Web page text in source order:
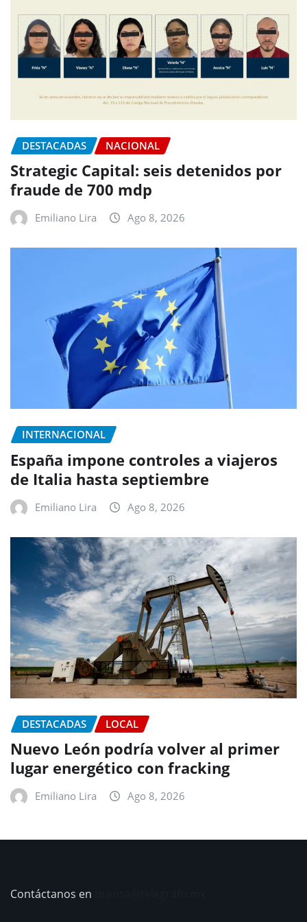
DESTACADAS NACIONAL
Strategic Capital: seis detenidos por
fraude de 700 mdp
Emiliano Lira Ago 8, 2026
INTERNACIONAL
España impone controles a viajeros
de Italia hasta septiembre
Emiliano Lira Ago 8, 2026
DESTACADAS LOCAL
Nuevo León podría volver al primer
lugar energético con fracking
Emiliano Lira Ago 8, 2026
Contáctanos en